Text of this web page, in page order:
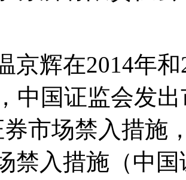
京辉在2014年
中国证监会发
市场禁入措施
禁入措施（中